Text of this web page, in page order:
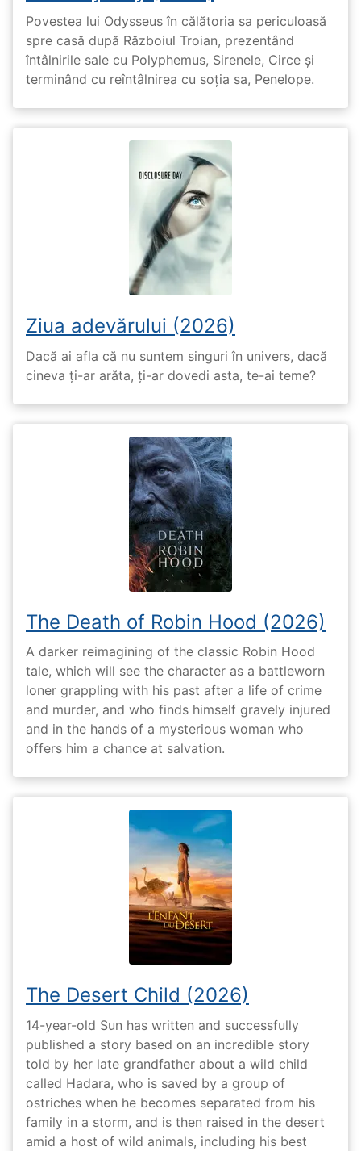
Povestea lui Odysseus în călătoria sa periculoasă
spre casă după Războiul Troian, prezentând
întâlnirile sale cu Polyphemus, Sirenele, Circe și
terminând cu reîntâlnirea cu soția sa, Penelope.
Ziua adevărului (2026)
Dacă ai afla că nu suntem singuri în univers, dacă
cineva ți-ar arăta, ți-ar dovedi asta, te-ai teme?
The Death of Robin Hood (2026)
A darker reimagining of the classic Robin Hood
tale, which will see the character as a battleworn
loner grappling with his past after a life of crime
and murder, and who finds himself gravely injured
and in the hands of a mysterious woman who
offers him a chance at salvation.
The Desert Child (2026)
14-year-old Sun has written and successfully
published a story based on an incredible story
told by her late grandfather about a wild child
called Hadara, who is saved by a group of
ostriches when he becomes separated from his
family in a storm, and is then raised in the desert
amid a host of wild animals, including his best